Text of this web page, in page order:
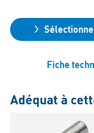
Fiche
Adéquat à